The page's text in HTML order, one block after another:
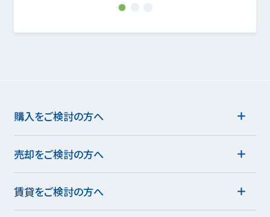
1
購入をご検討の方へ
売却をご検討の方へ
賃貸をご検討の方へ